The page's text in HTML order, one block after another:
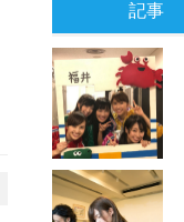
記事